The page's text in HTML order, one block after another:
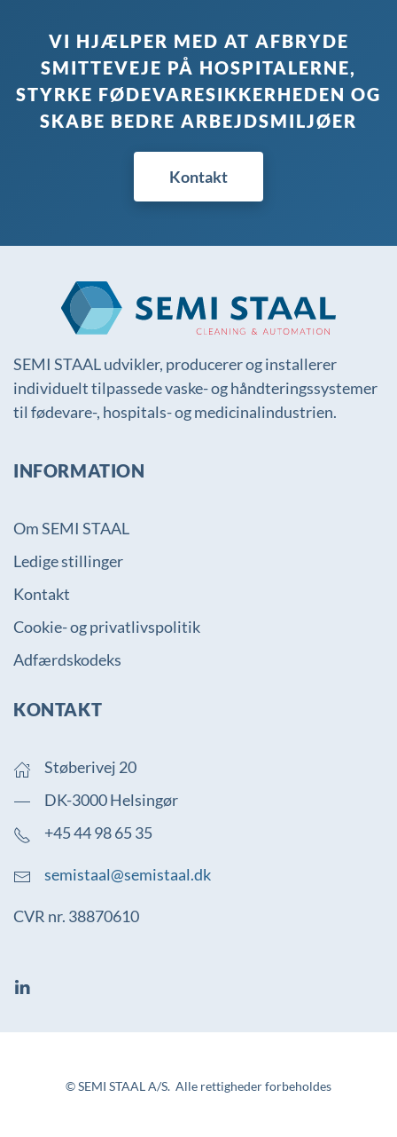
VI HJÆLPER MED AT AFBRYDE
SMITTEVEJE PÅ HOSPITALERNE,
STYRKE FØDEVARESIKKERHEDEN OG
SKABE BEDRE ARBEJDSMILJØER
Kontakt
SEMI STAAL udvikler, producerer og installerer
individuelt tilpassede vaske- og håndteringssystemer
til fødevare-, hospitals- og medicinalindustrien.
INFORMATION
Om SEMI STAAL
Ledige stillinger
Kontakt
Cookie- og privatlivspolitik
Adfærdskodeks
KONTAKT
Støberivej 20
DK-3000 Helsingør
+45 44 98 65 35
semistaal@semistaal.dk
CVR nr. 38870610
© SEMI STAAL A/S. Alle rettigheder forbeholdes